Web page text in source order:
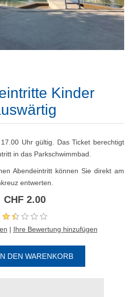
Kinder
Uhr gültig. Das Ticket berechtigt
in das Parkschwimmbad.
Abendeintritt können Sie direkt am
entwerten.
CHF 2.00
| Ihre Bewertung hinzufügen